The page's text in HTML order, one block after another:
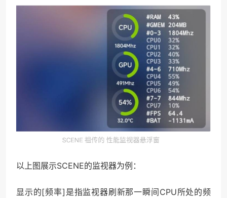
以上图展示SCENE的监视器为例：
显示的[频率]是指监视器刷新那一瞬间CPU所处的频